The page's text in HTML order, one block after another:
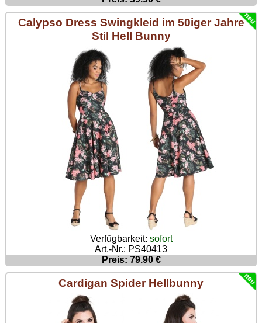
Calypso Dress Swingkleid im 50iger Jahre
Stil Hell Bunny
Verfügbarkeit: sofort
Art.-Nr.: PS40413
Preis: 79.90 €
Cardigan Spider Hellbunny